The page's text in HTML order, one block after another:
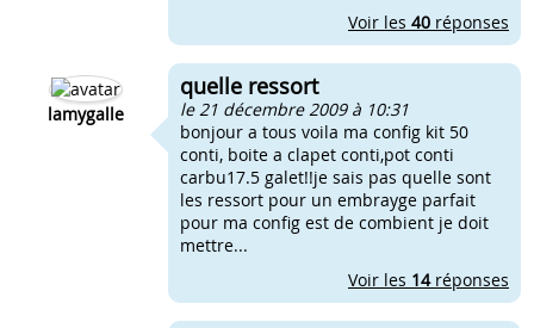
Voir les 40 réponses
lamygalle
quelle ressort
le 21 décembre 2009 à 10:31
bonjour a tous voila ma config kit 50
conti, boite a clapet conti,pot conti
carbu17.5 galet!!je sais pas quelle sont
les ressort pour un embrayge parfait
pour ma config est de combient je doit
mettre...
Voir les 14réponses